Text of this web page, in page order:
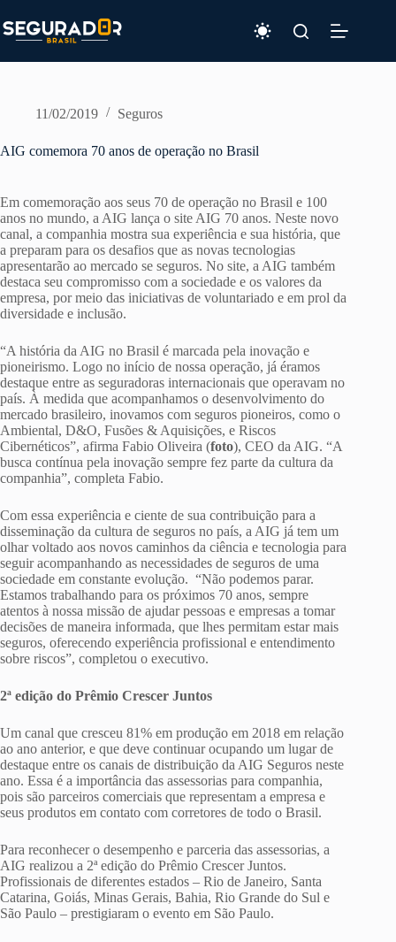
para
o
11/02/2019 Seguros
AIG comemora 70 anos de operação no Brasil
Em comemoração aos seus 70 de operação no Brasil e 100
anos no mundo, a AIG lança o site AIG 70 anos. Neste novo
canal, a companhia mostra sua experiência e sua história, que
a preparam para os desafios que as novas tecnologias
apresentarão ao mercado se seguros. No site, a AIG também
destaca seu compromisso com a sociedade e os valores da
empresa, por meio das iniciativas de voluntariado e em prol da
diversidade e inclusão.
“A história da AIG no Brasil é marcada pela inovação e
pioneirismo. Logo no início de nossa operação, já éramos
destaque entre as seguradoras internacionais que operavam no
país. À medida que acompanhamos o desenvolvimento do
mercado brasileiro, inovamos com seguros pioneiros, como o
Ambiental, D&O, Fusões & Aquisições, e Riscos
Cibernéticos”, afirma Fabio Oliveira (foto), CEO da AIG. “A
busca contínua pela inovação sempre fez parte da cultura da
companhia”, completa Fabio.
Com essa experiência e ciente de sua contribuição para a
disseminação da cultura de seguros no país, a AIG já tem um
olhar voltado aos novos caminhos da ciência e tecnologia para
seguir acompanhando as necessidades de seguros de uma
sociedade em constante evolução. “Não podemos parar.
Estamos trabalhando para os próximos 70 anos, sempre
atentos à nossa missão de ajudar pessoas e empresas a tomar
decisões de maneira informada, que lhes permitam estar mais
seguros, oferecendo experiência profissional e entendimento
sobre riscos”, completou o executivo.
2ª edição do Prêmio Crescer Juntos
Um canal que cresceu 81% em produção em 2018 em relação
ao ano anterior, e que deve continuar ocupando um lugar de
destaque entre os canais de distribuição da AIG Seguros neste
ano. Essa é a importância das assessorias para companhia,
pois são parceiros comerciais que representam a empresa e
seus produtos em contato com corretores de todo o Brasil.
Para reconhecer o desempenho e parceria das assessorias, a
AIG realizou a 2ª edição do Prêmio Crescer Juntos.
Profissionais de diferentes estados – Rio de Janeiro, Santa
Catarina, Goiás, Minas Gerais, Bahia, Rio Grande do Sul e
São Paulo – prestigiaram o evento em São Paulo.